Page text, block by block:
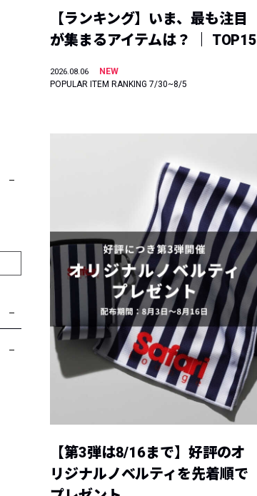
【ランキング】いま、最も注目
が集まるアイテムは？ ｜ TOP15
2026.08.06
NEW
POPULAR ITEM RANKING 7/30~8/5
【第3弾は8/16まで】好評のオ
リジナルノベルティを先着順で